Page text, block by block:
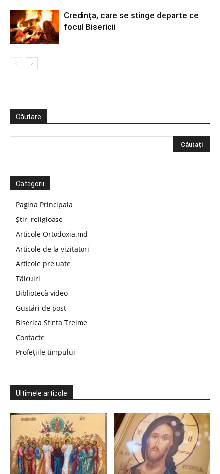
Credința, care se stinge departe de
focul Bisericii
Căutare
Categorii
Pagina Principala
Știri religioase
Articole Ortodoxia.md
Articole de la vizitatori
Articole preluate
Tâlcuiri
Bibliotecă video
Gustări de post
Biserica Sfinta Treime
Contacte
Profețiile timpului
Ultimele articole